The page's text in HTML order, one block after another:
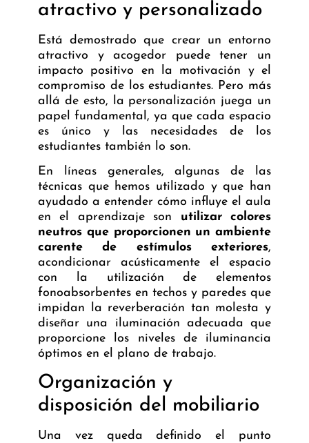
atractivo y personalizado
Está demostrado que crear un entorno
atractivo y acogedor puede tener un
impacto positivo en la motivación y el
compromiso de los estudiantes. Pero más
allá de esto, la personalización juega un
papel fundamental, ya que cada espacio
es único y las necesidades de los
estudiantes también lo son.
En líneas generales, algunas de las
técnicas que hemos utilizado y que han
ayudado a entender cómo influye el aula
en el aprendizaje son utilizar colores
neutros que proporcionen un ambiente
carente de estímulos exteriores,
acondicionar acústicamente el espacio
con la utilización de elementos
fonoabsorbentes en techos y paredes que
impidan la reverberación tan molesta y
diseñar una iluminación adecuada que
proporcione los niveles de iluminancia
óptimos en el plano de trabajo.
Organización y
disposición del mobiliario
Una vez queda definido el punto